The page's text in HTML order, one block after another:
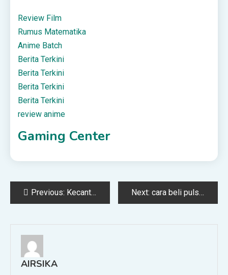
Review Film
Rumus Matematika
Anime Batch
Berita Terkini
Berita Terkini
Berita Terkini
Berita Terkini
review anime
Gaming Center
PostPrevious: Kecantikan Wanita Muslimah dalam Islam: Mana yang Halal, Mana yang Haram? Next: cara beli pulsa Telkomsel langsung masuk
AIRSIKA